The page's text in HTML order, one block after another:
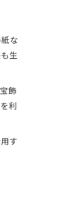
な
生
飾
利
す